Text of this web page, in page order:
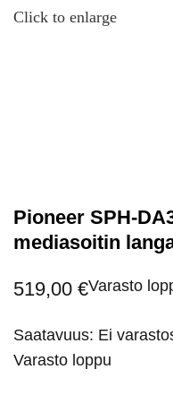
Click to enlarge
Pioneer SPH-
mediasoitin
519,00 €Varasto
Saatavuus: Ei
Varasto loppu